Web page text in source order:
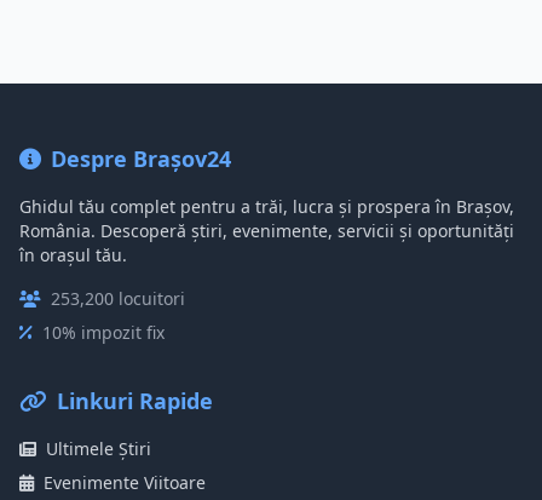
Despre Brașov24
Ghidul tău complet pentru a trăi, lucra și prospera în Brașov,
România. Descoperă știri, evenimente, servicii și oportunități
în orașul tău.
253,200 locuitori
10% impozit fix
Linkuri Rapide
Ultimele Știri
Evenimente Viitoare